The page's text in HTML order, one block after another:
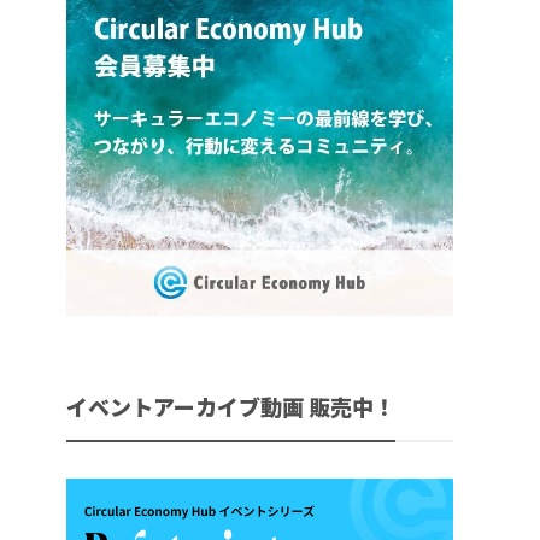
イベントアーカイブ動画 販売中！